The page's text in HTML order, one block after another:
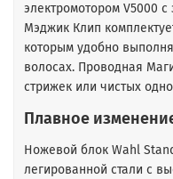
электромотором V5000
Мэджик Клип
которым удобно
волосах. Проводная
стрижек или чистых
Плавное
Ножевой блок Wahl
легированной стали с